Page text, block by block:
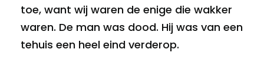
toe, want wij waren de enige die wakker
waren. De man was dood. Hij was van een
tehuis een heel eind verderop.